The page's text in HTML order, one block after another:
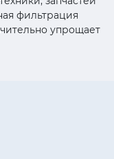
фильтрация
упрощает